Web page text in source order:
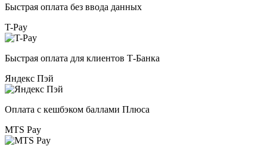
Быстрая оплата без ввода данных
T-Pay
Быстрая оплата для клиентов Т-Банка
Яндекс Пэй
Оплата с кешбэком баллами Плюса
MTS Pay